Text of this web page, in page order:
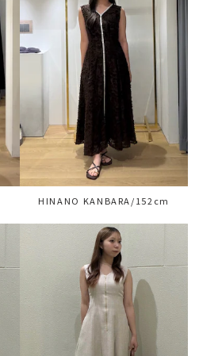
HINANO KANBARA/152cm